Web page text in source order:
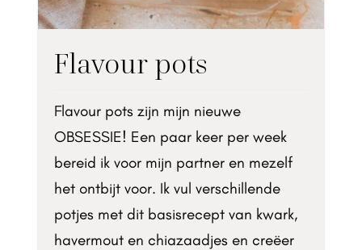
Flavour pots
Flavour pots zijn mijn nieuwe
OBSESSIE! Een paar keer per week
bereid ik voor mijn partner en mezelf
het ontbijt voor. Ik vul verschillende
potjes met dit basisrecept van kwark,
havermout en chiazaadjes en creëer